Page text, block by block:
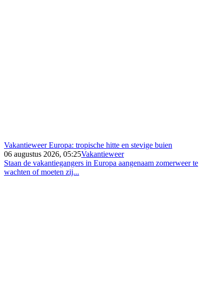
Vakantieweer Europa: tropische hitte en stevige buien
06 augustus 2026, 05:25Vakantieweer
Staan de vakantiegangers in Europa aangenaam zomerweer te
wachten of moeten zij...